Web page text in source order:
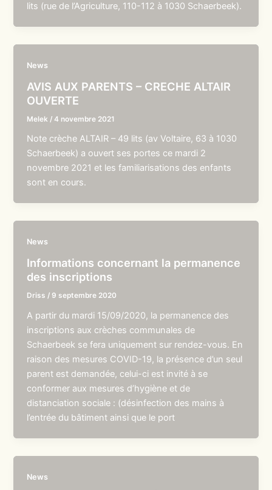
lits (rue de l’Agriculture, 110-112 à 1030 Schaerbeek).
News
AVIS AUX PARENTS – CRECHE ALTAIR
OUVERTE
Melek /4 novembre 2021
Note crèche ALTAIR – 49 lits (av Voltaire, 63 à 1030
Schaerbeek) a ouvert ses portes ce mardi 2
novembre 2021 et les familiarisations des enfants
sont en cours.
News
Informations concernant la permanence
des inscriptions
Driss / 9 septembre 2020
A partir du mardi 15/09/2020, la permanence des
inscriptions aux crèches communales de
Schaerbeek se fera uniquement sur rendez-vous. En
raison des mesures COVID-19, la présence d’un seul
parent est demandée, celui-ci est invité à se
conformer aux mesures d’hygiène et de
distanciation sociale : (désinfection des mains à
l’entrée du bâtiment ainsi que le port
News